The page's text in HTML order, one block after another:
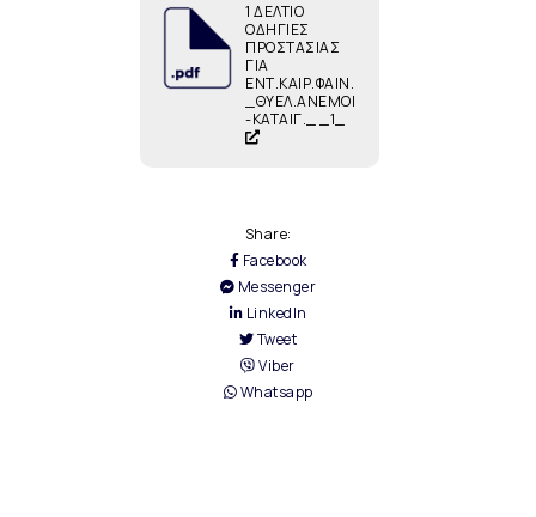
1 ΔΕΛΤΙΟ
ΟΔΗΓΙΕΣ
ΠΡΟΣΤΑΣΙΑΣ
ΓΙΑ
ΕΝΤ.ΚΑΙΡ.ΦΑΙΝ.
_ΘΥΕΛ.ΑΝΕΜΟΙ
-ΚΑΤΑΙΓ._ _1_
Share:
Facebook
Messenger
LinkedIn
Tweet
Viber
Whatsapp